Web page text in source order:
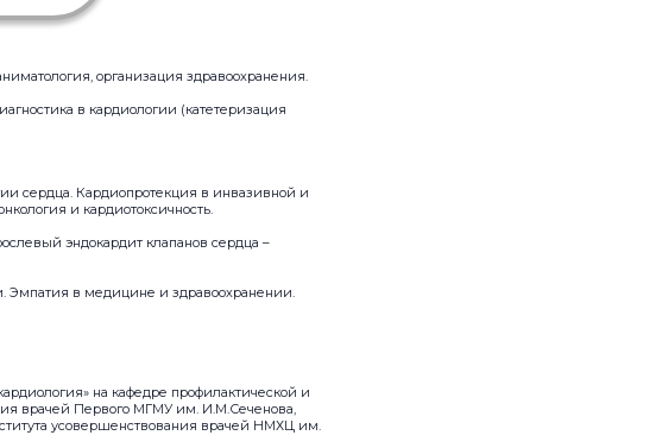
организация здравоохранения.
в кардиологии (катетеризация
сердца. Кардиопротекция в инвазивной и
и кардиотоксичность.
эндокардит клапанов сердца –
Эмпатия в медицине и здравоохранении.
на кафедре профилактической и
врачей Первого МГМУ им. И.М.Сеченова,
усовершенствования врачей НМХЦ им.